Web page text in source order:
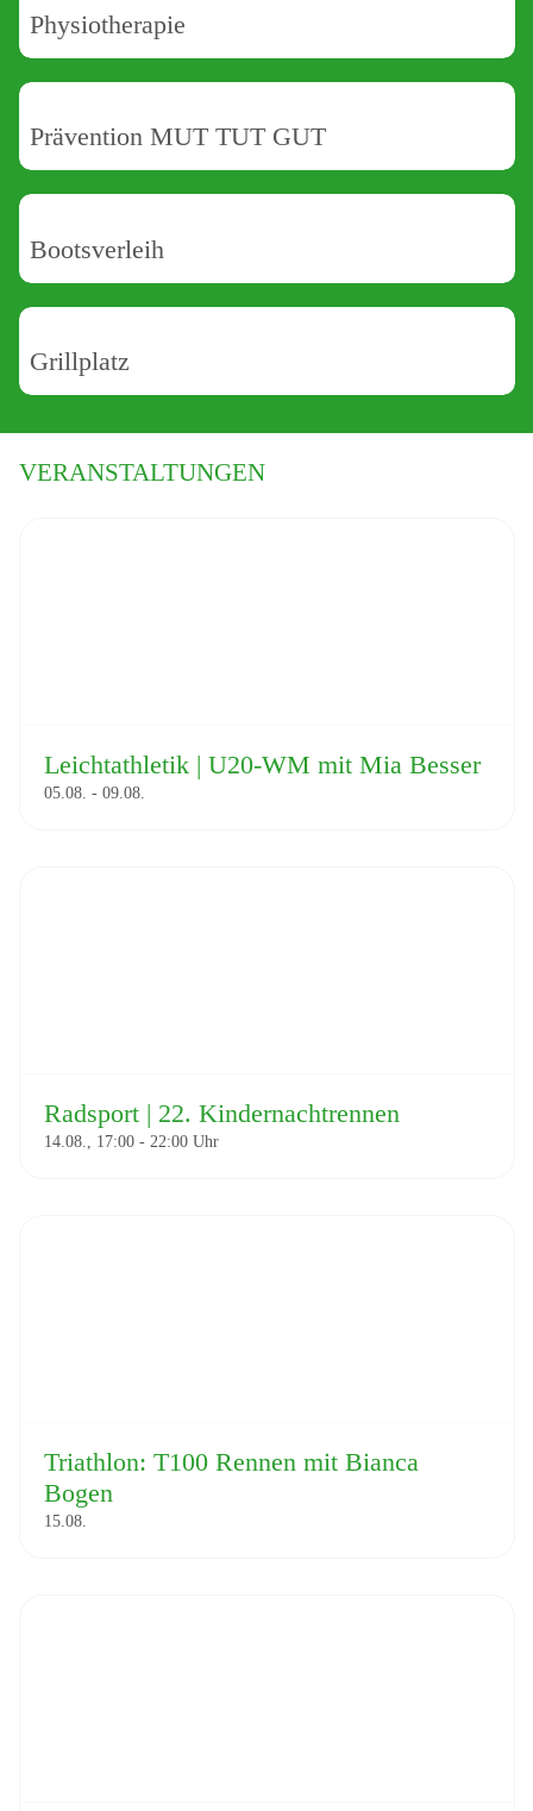
Physiotherapie
Prävention MUT TUT GUT
Bootsverleih
Grillplatz
VERANSTALTUNGEN
Leichtathletik | U20-WM mit Mia Besser
05.08. - 09.08.
Radsport | 22. Kindernachtrennen
14.08., 17:00- 22:00
Triathlon: T100 Rennen mit Bianca
Bogen
15.08.